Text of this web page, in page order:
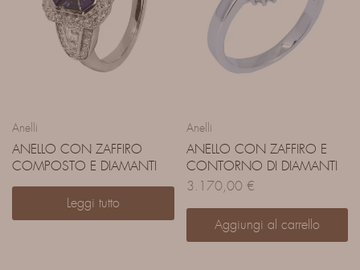
Anelli
ANELLO CON ZAFFIRO
COMPOSTO E DIAMANTI
Leggi tutto
Anelli
ANELLO CON ZAFFIRO E
CONTORNO DI DIAMANTI
3.170,00 €
Aggiungi al carrello